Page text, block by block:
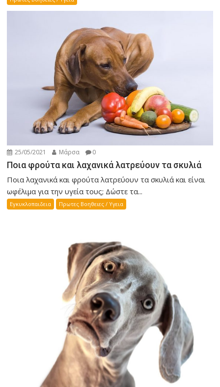
25/05/2021 Μάρσα 0
Ποια φρούτα και λαχανικά λατρεύουν τα σκυλιά
Ποια λαχανικά και φρούτα λατρεύουν τα σκυλιά και είναι
ωφέλιμα για την υγεία τους; Δώστε τα...
Εγκυκλοπαιδεια Πρωτες Βοηθειες / Υγεια